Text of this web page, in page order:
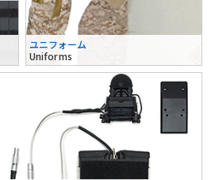
ユニフォーム
Uniforms